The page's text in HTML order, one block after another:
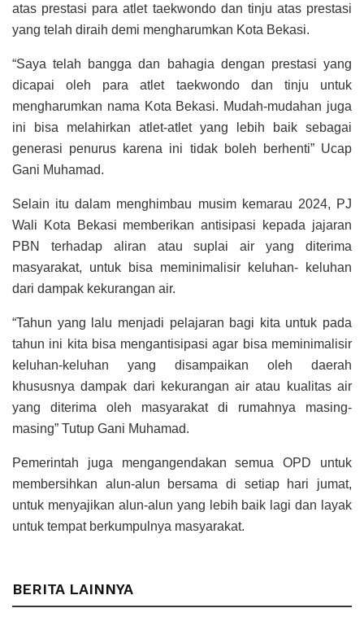
atas prestasi para atlet taekwondo dan tinju atas prestasi
yang telah diraih demi mengharumkan Kota Bekasi.
“Saya telah bangga dan bahagia dengan prestasi yang
dicapai oleh para atlet taekwondo dan tinju untuk
mengharumkan nama Kota Bekasi. Mudah-mudahan juga
ini bisa melahirkan atlet-atlet yang lebih baik sebagai
generasi penurus karena ini tidak boleh berhenti” Ucap
Gani Muhamad.
Selain itu dalam menghimbau musim kemarau 2024, PJ
Wali Kota Bekasi memberikan antisipasi kepada jajaran
PBN terhadap aliran atau suplai air yang diterima
masyarakat, untuk bisa meminimalisir keluhan- keluhan
dari dampak kekurangan air.
“Tahun yang lalu menjadi pelajaran bagi kita untuk pada
tahun ini kita bisa mengantisipasi agar bisa meminimalisir
keluhan-keluhan yang disampaikan oleh daerah
khususnya dampak dari kekurangan air atau kualitas air
yang diterima oleh masyarakat di rumahnya masing-
masing” Tutup Gani Muhamad.
Pemerintah juga mengangendakan semua OPD untuk
membersihkan alun-alun bersama di setiap hari jumat,
untuk menyajikan alun-alun yang lebih baik lagi dan layak
untuk tempat berkumpulnya masyarakat.
BERITA LAINNYA